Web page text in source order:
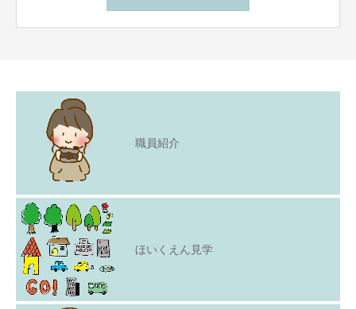
職員紹介
ほいくえん見学